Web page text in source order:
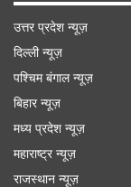
उत्तर प्रदेश न्यूज़
दिल्ली न्यूज़
पश्चिम बंगाल न्यूज़
बिहार न्यूज़
मध्य प्रदेश न्यूज़
महाराष्ट्र न्यूज़
राजस्थान न्यूज़